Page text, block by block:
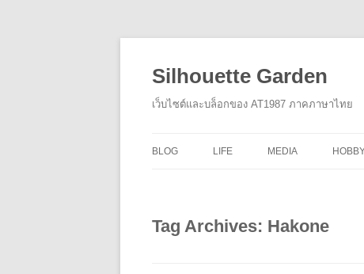
Silhouette Garden
เว็บไซต์และบล็อกของ AT1987 ภาคภาษาไทย
BLOG LIFE MEDIA
Tag Archives: Hakone